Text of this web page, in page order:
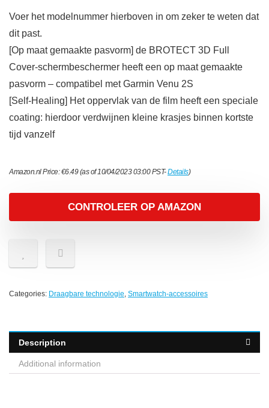
Voer het modelnummer hierboven in om zeker te weten dat
dit past.
[Op maat gemaakte pasvorm] de BROTECT 3D Full
Cover-schermbeschermer heeft een op maat gemaakte
pasvorm – compatibel met Garmin Venu 2S
[Self-Healing] Het oppervlak van de film heeft een speciale
coating: hierdoor verdwijnen kleine krasjes binnen kortste
tijd vanzelf
Amazon.nl Price:€6.49(as of 10/04/2023 03:00 PST-Details)
CONTROLEER OP AMAZON
Categories: Draagbare technologie, Smartwatch-accessoires
Description
Additional information